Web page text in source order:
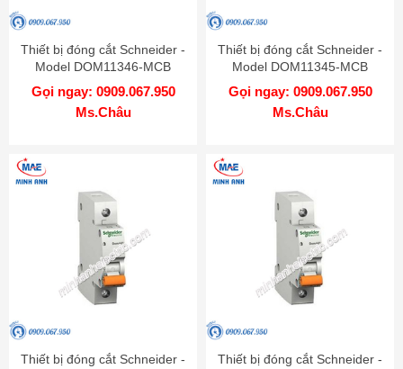
Thiết bị đóng cắt Schneider -
Model DOM11346-MCB
Gọi ngay: 0909.067.950
Ms.Châu
Thiết bị đóng cắt Schneider -
Model DOM11345-MCB
Gọi ngay: 0909.067.950
Ms.Châu
Thiết bị đóng cắt Schneider -
Thiết bị đóng cắt Schneider -